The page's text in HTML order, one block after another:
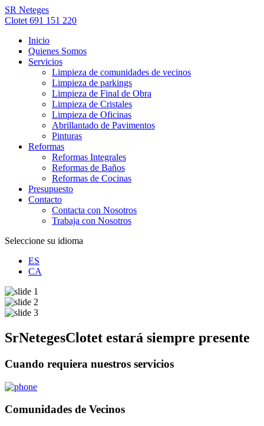
SR Neteges
Clotet 691 151 220
Inicio
Quienes Somos
Servicios
Limpieza de comunidades de vecinos
Limpieza de parkings
Limpieza de Final de Obra
Limpieza de Cristales
Limpieza de Oficinas
Abrillantado de Pavimentos
Pinturas
Reformas
Reformas Integrales
Reformas de Baños
Reformas de Cocinas
Presupuesto
Contacto
Contacta con Nosotros
Trabaja con Nosotros
Seleccione su idioma
ES
CA
SrNetegesClotet estará siempre presente
Cuando requiera nuestros servicios
Comunidades de Vecinos